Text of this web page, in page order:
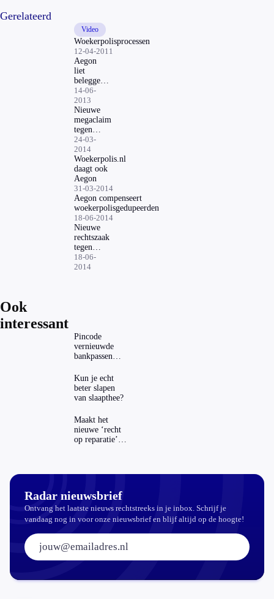
Gerelateerd
Video
Woekerpolisprocessen
12-04-2011
Aegon
liet
beleggers
Koersplan
teveel
betalen
14-06-
2013
Nieuwe
megaclaim
tegen
Aegon
24-03-
2014
Woekerpolis.nl
daagt ook
Aegon
31-03-2014
Aegon compenseert
woekerpolisgedupeerden
18-06-2014
Nieuwe
rechtszaak
tegen
Aegon
om
18-06-
2014
Ook
interessant
Pincode
vernieuwde
bankpassen
ING-app: is dat
wel veilig?
Kun je echt
beter slapen
van slaapthee?
Maakt het
nieuwe ‘recht
op reparatie’
Radar nieuwsbrief
Ontvang het laatste nieuws rechtstreeks in je inbox. Schrijf je
vandaag nog in voor onze nieuwsbrief en blijf altijd op de hoogte!
E-mailadres: